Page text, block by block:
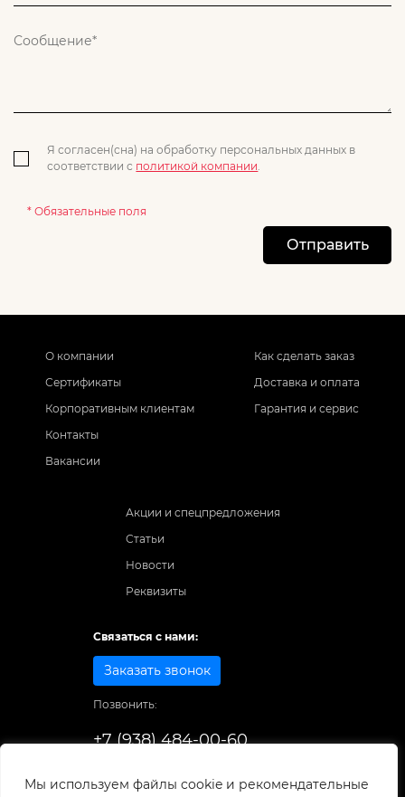
Мы используем файлы cookie и рекомендательные
Я согласен(сна) на обработку персональных данных в
соответствии с политикой компании.
* Обязательные поля
Отправить
О компании
Сертификаты
Корпоративным клиентам
Контакты
Вакансии
Как сделать заказ
Доставка и оплата
Гарантия и сервис
Акции и спецпредложения
Статьи
Новости
Реквизиты
Связаться с нами:
Заказать звонок
Позвонить:
+7 (938) 484-00-60